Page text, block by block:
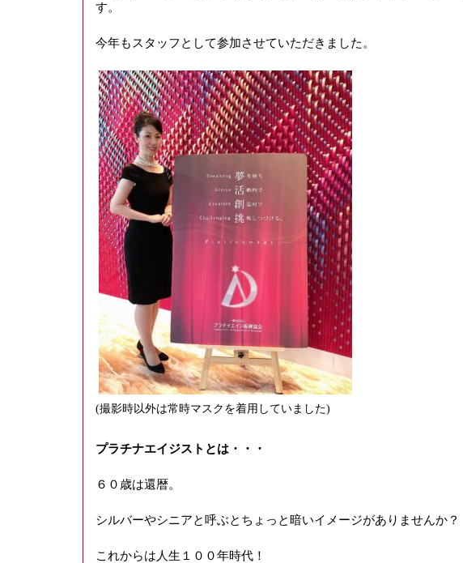
す。
今年もスタッフとして参加させていただきました。
(撮影時以外は常時マスクを着用していました)
プラチナエイジストとは・・・
６０歳は還暦。
シルバーやシニアと呼ぶとちょっと暗いイメージがありませんか？
これからは人生１００年時代！